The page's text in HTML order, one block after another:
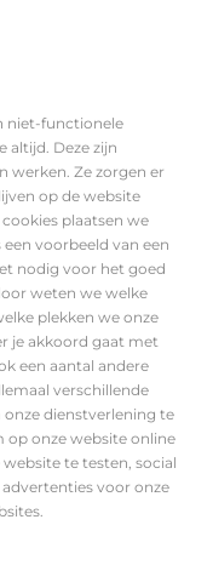
niet-functionele
altijd. Deze zijn
werken. Ze zorgen er
op de website
plaatsen we
voorbeeld van een
nodig voor het goed
weten we welke
plekken we onze
je akkoord gaat met
een aantal andere
verschillende
dienstverlening te
op onze website online
te testen, social
voor onze